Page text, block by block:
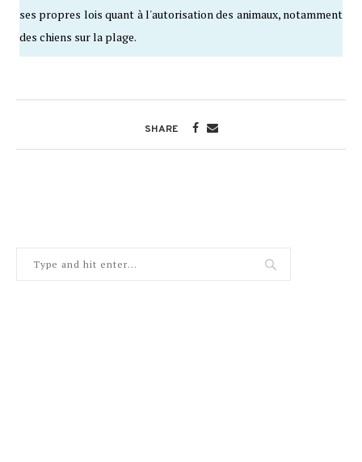
ses propres lois quant à l'autorisation des animaux, notamment
des chiens sur la plage.
SHARE